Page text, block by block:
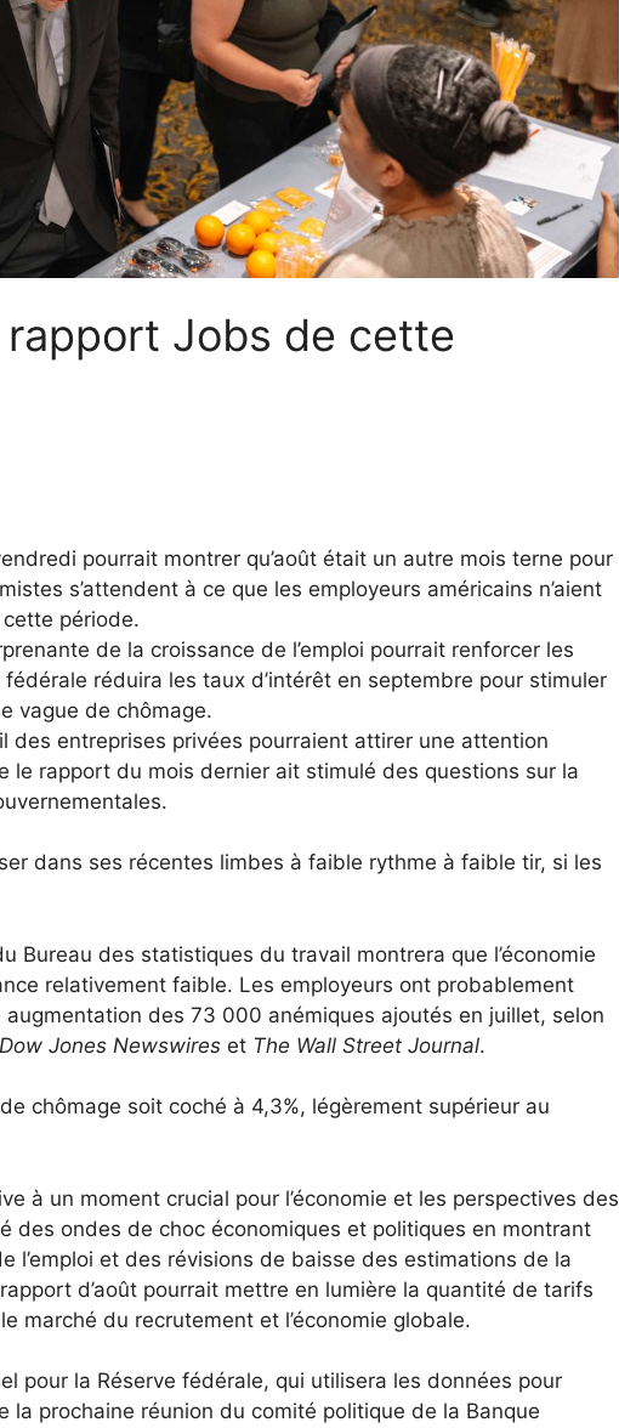
rapport Jobs de cette
pourrait montrer qu’août était un autre mois terne pour
s’attendent à ce que les employeurs américains n’aient
période.
de la croissance de l’emploi pourrait renforcer les
réduira les taux d’intérêt en septembre pour stimuler
vague de chômage.
des entreprises privées pourraient attirer une attention
le rapport du mois dernier ait stimulé des questions sur la
dans ses récentes limbes à faible rythme à faible tir, si les
Bureau des statistiques du travail montrera que l’économie
relativement faible. Les employeurs ont probablement
des 73 000 anémiques ajoutés en juillet, selon
Dow Jones Newswires et The Wall Street Journal.
chômage soit coché à 4,3%, légèrement supérieur au
à un moment crucial pour l’économie et les perspectives des
des ondes de choc économiques et politiques en montrant
l’emploi et des révisions de baisse des estimations de la
d’août pourrait mettre en lumière la quantité de tarifs
marché du recrutement et l’économie globale.
pour la Réserve fédérale, qui utilisera les données pour
la prochaine réunion du comité politique de la Banque